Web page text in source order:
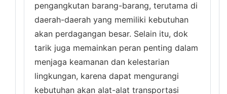
pengangkutan barang-barang, terutama di
daerah-daerah yang memiliki kebutuhan
akan perdagangan besar. Selain itu, dok
tarik juga memainkan peran penting dalam
menjaga keamanan dan kelestarian
lingkungan, karena dapat mengurangi
kebutuhan akan alat-alat transportasi